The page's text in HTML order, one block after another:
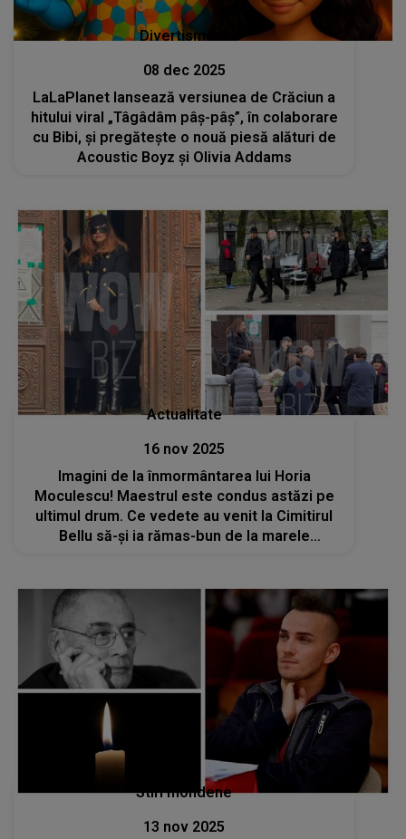
Divertisment
08 dec 2025
LaLaPlanet lansează versiunea de Crăciun a
hitului viral „Tâgâdâm pâș-pâș”, în colaborare
cu Bibi, și pregătește o nouă piesă alături de
Acoustic Boyz și Olivia Addams
Actualitate
16 nov 2025
Imagini de la înmormântarea lui Horia
Moculescu! Maestrul este condus astăzi pe
ultimul drum. Ce vedete au venit la Cimitirul
Bellu să-și ia rămas-bun de la marele
Stiri mondene
13 nov 2025